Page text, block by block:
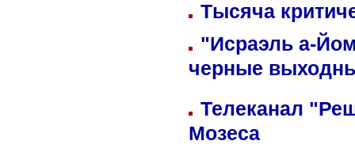
Тысяча
"Исраэль а-
черные
Телеканал
Мозеса